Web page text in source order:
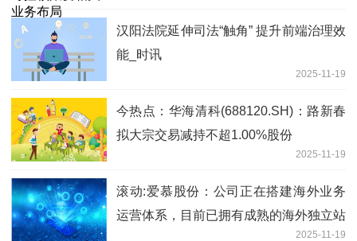
汉阳法院延伸司法“触角” 提升前端治理效
能_时讯
2025-11-19
今热点：华海清科(688120.SH)：路新春
拟大宗交易减持不超1.00%股份
2025-11-19
滚动:爱慕股份：公司正在搭建海外业务
运营体系，目前已拥有成熟的海外独立站
2025-11-19